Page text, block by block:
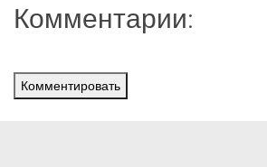
Комментарии:
Комментировать